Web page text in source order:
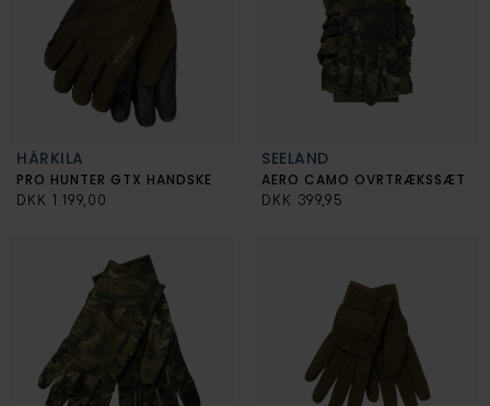
HÄRKILA
PRO HUNTER GTX HANDSKE
DKK 1.199,00
SEELAND
AERO CAMO OVRTRÆKSSÆT
DKK 399,95